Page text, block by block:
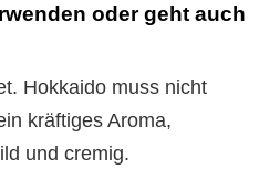
oder geht auch
Hokkaido muss nicht
kräftiges Aroma,
und cremig.